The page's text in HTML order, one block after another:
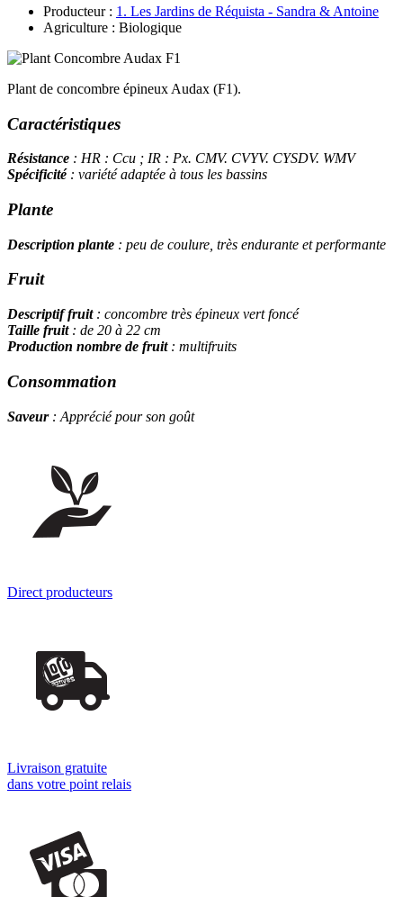
Producteur : 1. Les Jardins de Réquista - Sandra & Antoine
Agriculture : Biologique
Plant de concombre épineux Audax (F1).
Caractéristiques
Résistance : HR : Ccu ; IR : Px. CMV. CVYV. CYSDV. WMV
Spécificité: variété adaptée à tous les bassins
Plante
Description plante : peu de coulure, très endurante et performante
Fruit
Descriptif fruit: concombre très épineux vert foncé
Taille fruit: de 20 à 22 cm
Production nombre de fruit: multifruits
Consommation
Saveur: Apprécié pour son goût
Direct producteurs
Livraison gratuite
dans votre point relais